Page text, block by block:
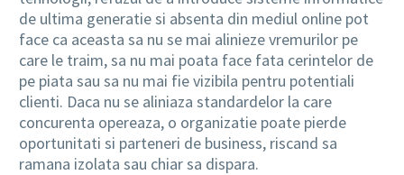
de ultima generatie si absenta din mediul online pot
face ca aceasta sa nu se mai alinieze vremurilor pe
care le traim, sa nu mai poata face fata cerintelor de
pe piata sau sa nu mai fie vizibila pentru potentiali
clienti. Daca nu se aliniaza standardelor la care
concurenta opereaza, o organizatie poate pierde
oportunitati si parteneri de business, riscand sa
ramana izolata sau chiar sa dispara.